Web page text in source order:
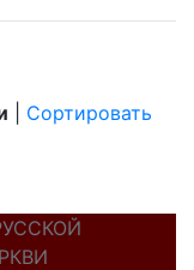
Сортировать